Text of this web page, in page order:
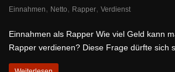
Einnahmen, Netto, Rapper, Verdienst
Einnahmen als Rapper Wie viel Geld kann
Rapper verdienen? Diese Frage dürfte sich